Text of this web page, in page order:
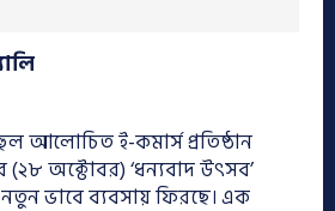
আলোচিত ই-কমার্স প্রতিষ্ঠান
অক্টোবর) ‘ধন্যবাদ উৎসব’
ভাবে ব্যবসায় ফিরছে। এক